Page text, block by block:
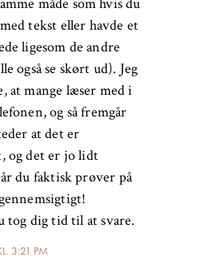
3:21 PM
måde som hvis du
tekst eller havde et
ligesom de andre
også se skørt ud). Jeg
at mange læser med i
og så fremgår
at det er
og det er jo lidt
du faktisk prøver på
tog dig tid til at svare.